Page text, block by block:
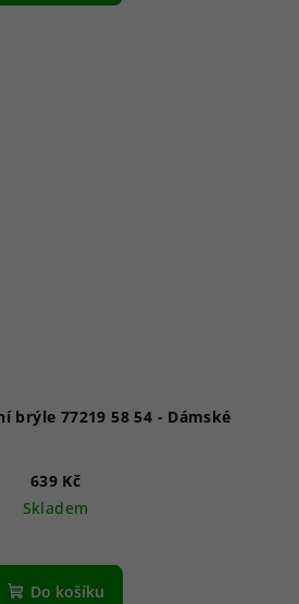
Comma sluneční brýle 77219 58 54 - Dámské
639 Kč
Skladem
Do košíku